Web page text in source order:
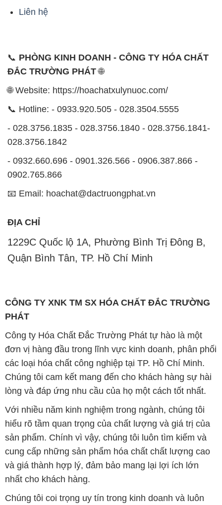
Liên hệ
📞 PHÒNG KINH DOANH - CÔNG TY HÓA CHẤT
ĐẮC TRƯỜNG PHÁT🌐
🌐 Website: https://hoachatxulynuoc.com/
📞 Hotline: - 0933.920.505 - 028.3504.5555
- 028.3756.1835 - 028.3756.1840 - 028.3756.1841-
028.3756.1842
- 0932.660.696 - 0901.326.566 - 0906.387.866 -
0902.765.866
📧 Email: hoachat@dactruongphat.vn
ĐỊA CHỈ
1229C Quốc lộ 1A, Phường Bình Trị Đông B,
Quận Bình Tân, TP. Hồ Chí Minh
CÔNG TY XNK TM SX HÓA CHẤT ĐẮC TRƯỜNG
PHÁT
Công ty Hóa Chất Đắc Trường Phát tự hào là một
đơn vị hàng đầu trong lĩnh vực kinh doanh, phân phối
các loại hóa chất công nghiệp tại TP. Hồ Chí Minh.
Chúng tôi cam kết mang đến cho khách hàng sự hài
lòng và đáp ứng nhu cầu của họ một cách tốt nhất.
Với nhiều năm kinh nghiệm trong ngành, chúng tôi
hiểu rõ tầm quan trọng của chất lượng và giá trị của
sản phẩm. Chính vì vậy, chúng tôi luôn tìm kiếm và
cung cấp những sản phẩm hóa chất chất lượng cao
và giá thành hợp lý, đảm bảo mang lại lợi ích lớn
nhất cho khách hàng.
Chúng tôi coi trọng uy tín trong kinh doanh và luôn